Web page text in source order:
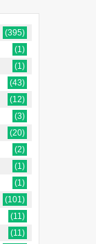
(395)
(1)
(1)
(43)
(12)
(3)
(20)
(2)
(1)
(1)
(101)
(11)
(11)